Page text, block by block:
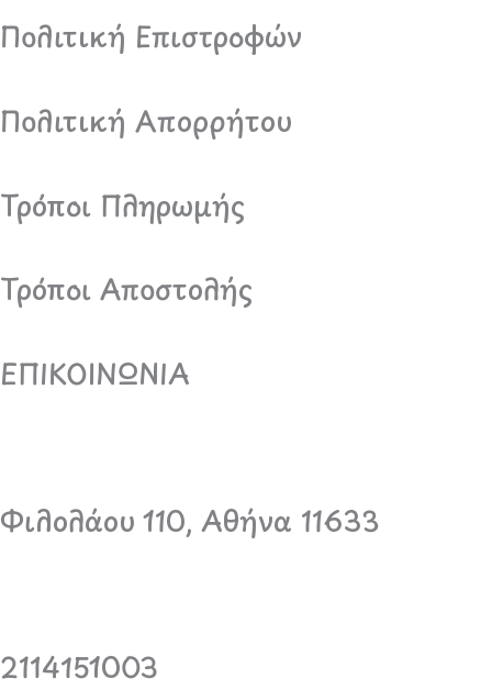
Πολιτική Επιστροφών
Πολιτική Απορρήτου
Τρόποι Πληρωμής
Τρόποι Αποστολής
ΕΠΙΚΟΙΝΩΝΙΑ
Φιλολάου 110, Αθήνα 11633
2114151003